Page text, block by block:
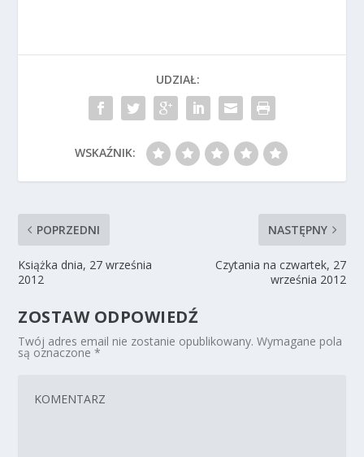
UDZIAŁ:
WSKAŹNIK:
POPRZEDNI
Książka dnia, 27 września
2012
NASTĘPNY
Czytania na czwartek, 27
września 2012
ZOSTAW ODPOWIEDŹ
Twój adres email nie zostanie opublikowany. Wymagane pola
są oznaczone*